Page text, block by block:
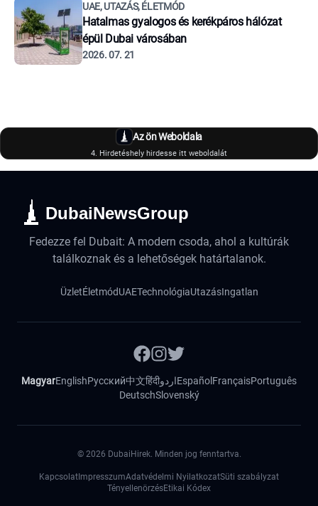
UAE, UTAZÁS, ÉLETMÓD
Hatalmas gyalogos és kerékpáros hálózat
épül Dubai városában
2026. 07. 21
Az ön Weboldala
4. Hirdetéshely hirdesse itt weboldalát
DubaiNewsGroup
Fedezze fel Dubait: A modern csoda, ahol a kultúrák
találkoznak és a lehetőségek határtalanok.
ÜzletÉletmódUAETechnológiaUtazásIngatlan
MagyarEnglishРусский中文हिंदीاردوEspañol FrançaisPortuguês
DeutschSlovenský
© 2026 DubaiHirek. Minden jog fenntartva.
Kapcsolat ImpresszumAdatvédelmi NyilatkozatSüti szabályzat
TényellenörzésEtikai Kódex